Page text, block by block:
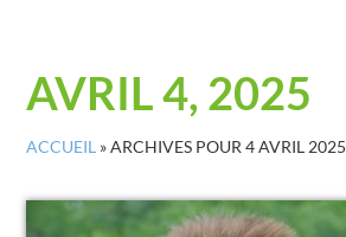
AVRIL 4, 2025
ACCUEIL »ARCHIVES POUR 4 AVRIL 2025